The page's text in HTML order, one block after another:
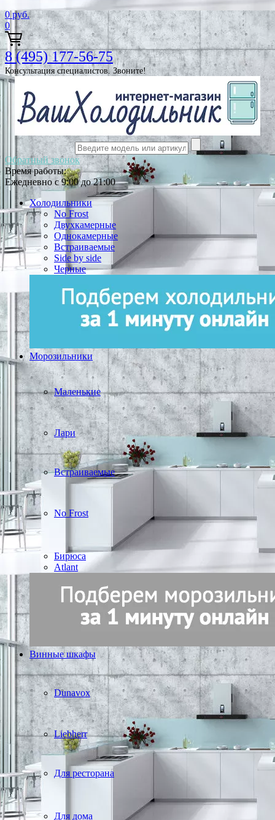
0 руб.
0
8 (495) 177-56-75
Консультация специалистов. Звоните!
Обратный звонок
Время работы:
Ежедневно с 9:00 до 21:00
Холодильники
No Frost
Двухкамерные
Однокамерные
Встраиваемые
Side by side
Черные
Морозильники
Маленькие
Лари
Встраиваемые
No Frost
Бирюса
Atlant
Винные шкафы
Dunavox
Liebherr
Для ресторана
Для дома